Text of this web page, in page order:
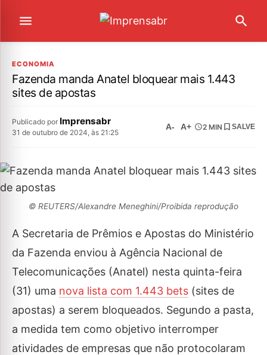
ECONOMIA
Fazenda manda Anatel bloquear mais 1.443
sites de apostas
Publicado por Imprensabr
31 de outubro de 2024, às 21:25
A- A+ 2 MIN SALVE
© REUTERS/Alexandre Meneghini/Proibida reprodução
A Secretaria de Prêmios e Apostas do Ministério
da Fazenda enviou à Agência Nacional de
Telecomunicações (Anatel) nesta quinta-feira
(31) uma nova lista com 1.443 bets (sites de
apostas) a serem bloqueados. Segundo a pasta,
a medida tem como objetivo interromper
atividades de empresas que não protocolaram